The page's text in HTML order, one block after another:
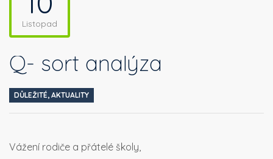
Listopad
Q- sort analýza
DŮLEŽITÉ, AKTUALITY
Vážení rodiče a přátelé školy,